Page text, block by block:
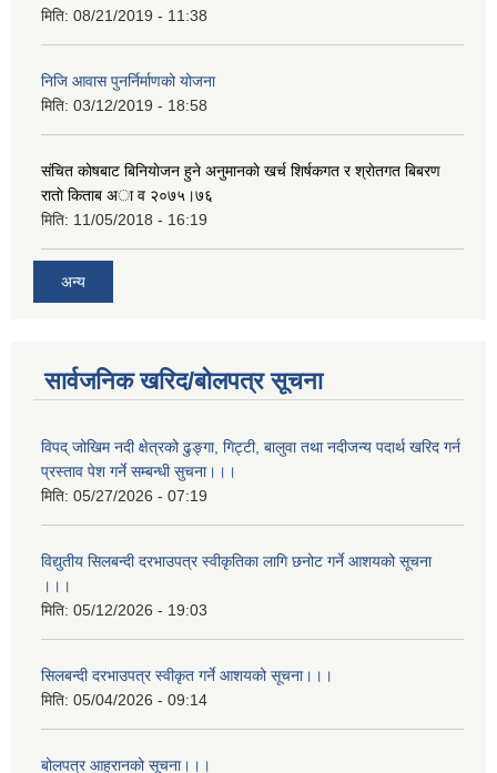
मिति: 08/21/2019 - 11:38
निजि आवास पुनर्निर्माणको योजना
मिति: 03/12/2019 - 18:58
संचित काेषबाट बिनियाेजन हुने अनुमानकाे खर्च शिर्षकगत र श्राेतगत बिबरण
राताे किताब अा‍ व २‍०७५।७६
मिति: 11/05/2018 - 16:19
अन्य
सार्वजनिक खरिद/बोलपत्र सूचना
विपद् जोखिम नदी क्षेत्रको ढुङ्गा, गिट्टी, बालुवा तथा नदीजन्य पदार्थ खरिद गर्न
प्रस्ताव पेश गर्ने सम्बन्धी सुचना।।।
मिति: 05/27/2026 - 07:19
विद्युतीय सिलबन्दी दरभाउपत्र स्वीकृतिका लागि छनोट गर्ने आशयको सूचना
।।।
मिति: 05/12/2026 - 19:03
सिलबन्दी दरभाउपत्र स्वीकृत गर्ने आशयको सूचना।।।
मिति: 05/04/2026 - 09:14
बोलपत्र आह्रानको सूचना।।।